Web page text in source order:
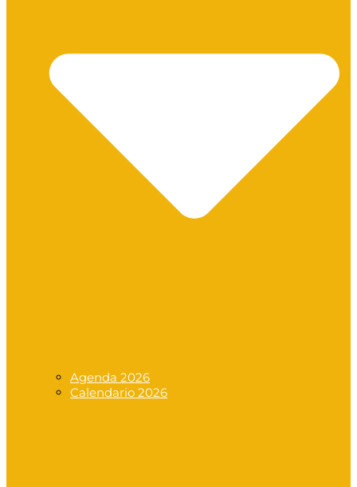
Agenda 2026
Calendario 2026